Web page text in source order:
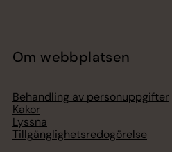
Om webbplatsen
Behandling av personuppgifter
Kakor
Lyssna
Tillgänglighetsredogörelse